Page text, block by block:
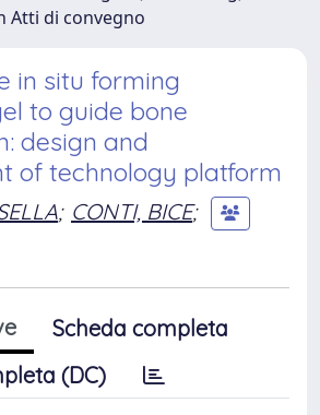
Atti di convegno
in situ forming
to guide bone
design and
of technology platform
; CONTI, BICE;
Scheda completa
(DC)